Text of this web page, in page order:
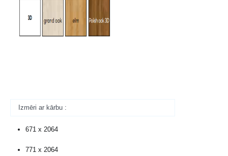
Izmēri ar kārbu :
671 x 2064
771 x 2064